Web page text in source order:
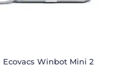
Ecovacs Winbot Mini 2